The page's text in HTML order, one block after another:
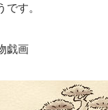
す。
戯画